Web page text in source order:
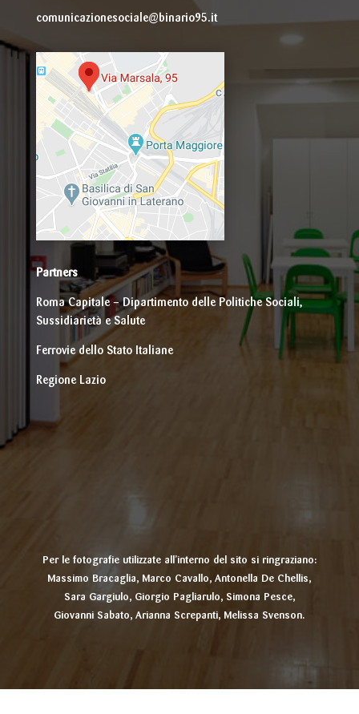
comunicazionesociale@binario95.it
Partners
Roma Capitale – Dipartimento delle Politiche Sociali,
Sussidiarietà e Salute
Ferrovie dello Stato Italiane
Regione Lazio
Per le fotografie utilizzate all’interno del sito si ringraziano:
Massimo Bracaglia, Marco Cavallo, Antonella De Chellis,
Sara Gargiulo, Giorgio Pagliarulo, Simona Pesce,
Giovanni Sabato, Arianna Screpanti, Melissa Svenson.